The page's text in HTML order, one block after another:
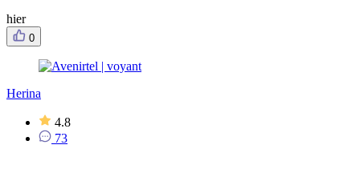
hier
0
Herina
4.8
73